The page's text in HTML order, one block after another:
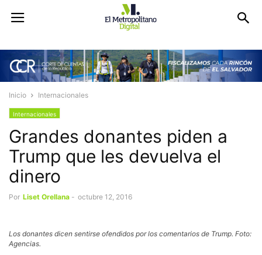
Inicio Internacionales
Internacionales
Grandes donantes piden a
Trump que les devuelva el
dinero
Por Liset Orellana - octubre 12, 2016
Los donantes dicen sentirse ofendidos por los comentarios de Trump. Foto:
Agencias.